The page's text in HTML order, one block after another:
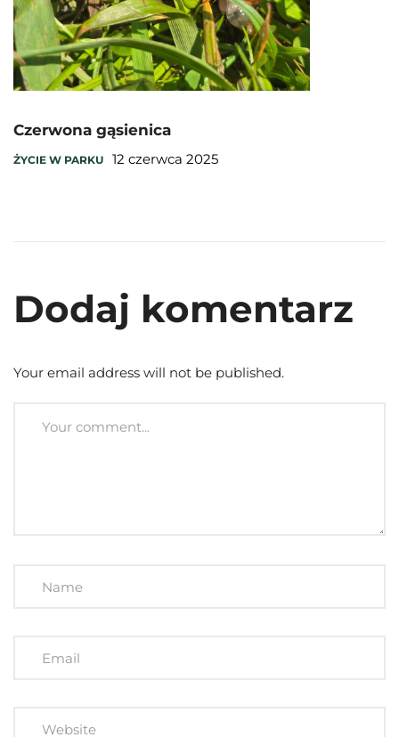
Czerwona gąsienica
ŻYCIE W PARKU 12 czerwca 2025
Dodaj komentarz
Your email address will not be published.